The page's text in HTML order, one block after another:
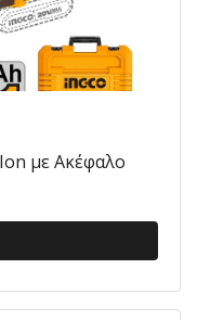
με Ακέφαλο